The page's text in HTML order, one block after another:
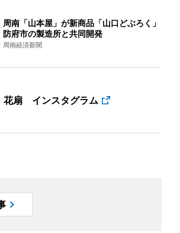
周南「山本屋」が新商品「山口どぶろく」
防府市の製造所と共同開発
周南経済新聞
扇 インスタグラム